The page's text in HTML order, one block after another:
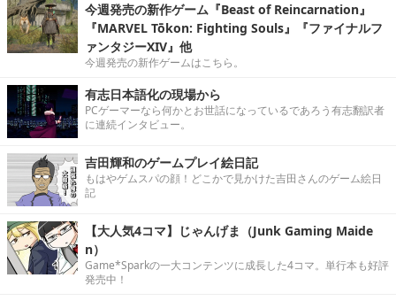
今週発売の新作ゲーム『Beast of Reincarnation』
『MARVEL Tōkon: Fighting Souls』『ファイナルフ
ァンタジーXIV』他
今週発売の新作ゲームはこちら。
有志日本語化の現場から
PCゲーマーなら何かとお世話になっているであろう有志翻訳者
に連続インタビュー。
吉田輝和のゲームプレイ絵日記
もはやゲムスパの顔！どこかで見かけた吉田さんのゲーム絵日
記
【大人気4コマ】じゃんげま（Junk Gaming Maide
n）
Game*Sparkの一大コンテンツに成長した4コマ。単行本も好評
発売中！